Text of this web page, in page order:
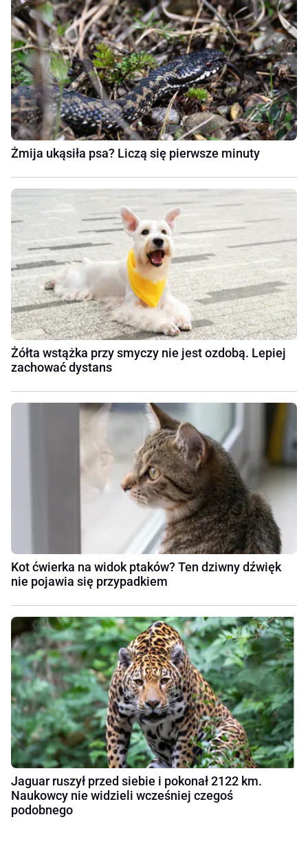
Żmija ukąsiła psa? Liczą się pierwsze minuty
Żółta wstążka przy smyczy nie jest ozdobą. Lepiej
zachować dystans
Kot ćwierka na widok ptaków? Ten dziwny dźwięk
nie pojawia się przypadkiem
Jaguar ruszył przed siebie i pokonał 2122 km.
Naukowcy nie widzieli wcześniej czegoś
podobnego